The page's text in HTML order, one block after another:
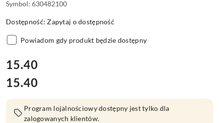
Symbol: 630482100
Dostępność:Zapytaj o dostępność
Powiadom gdy produkt będzie dostępny
cena:
15.40
Cena:
15.40
Program lojalnościowy dostępny jest tylko dla
zalogowanych klientów.